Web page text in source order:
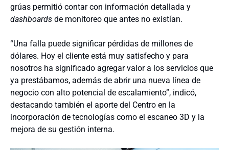
grúas permitió contar con información detallada y
dashboards de monitoreo que antes no existían.
“Una falla puede significar pérdidas de millones de
dólares. Hoy el cliente está muy satisfecho y para
nosotros ha significado agregar valor a los servicios que
ya prestábamos, además de abrir una nueva línea de
negocio con alto potencial de escalamiento”, indicó,
destacando también el aporte del Centro en la
incorporación de tecnologías como el escaneo 3D y la
mejora de su gestión interna.